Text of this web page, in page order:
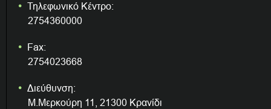
Τηλεφωνικό Κέντρο:
2754360000
Fax:
2754023668
Διεύθυνση:
Μ.Μερκούρη 11, 21300 Κρανίδι